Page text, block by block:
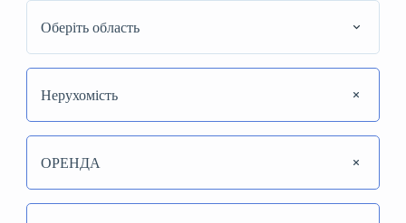
Оберіть область
Нерухомість
ОРЕНДА